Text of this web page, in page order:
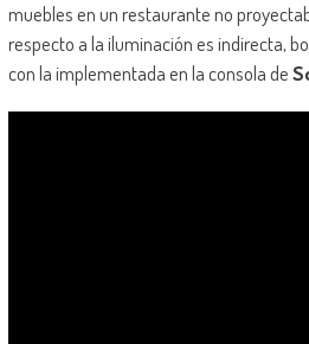
muebles en un restaurante no
respecto a la iluminación es indirecta,
con la implementada en la consola de